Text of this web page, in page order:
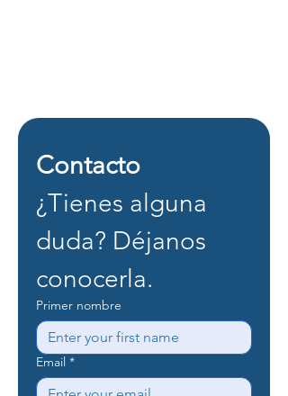
Contacto
¿Tienes alguna
duda? Déjanos
conocerla.
Primer nombre
Email *